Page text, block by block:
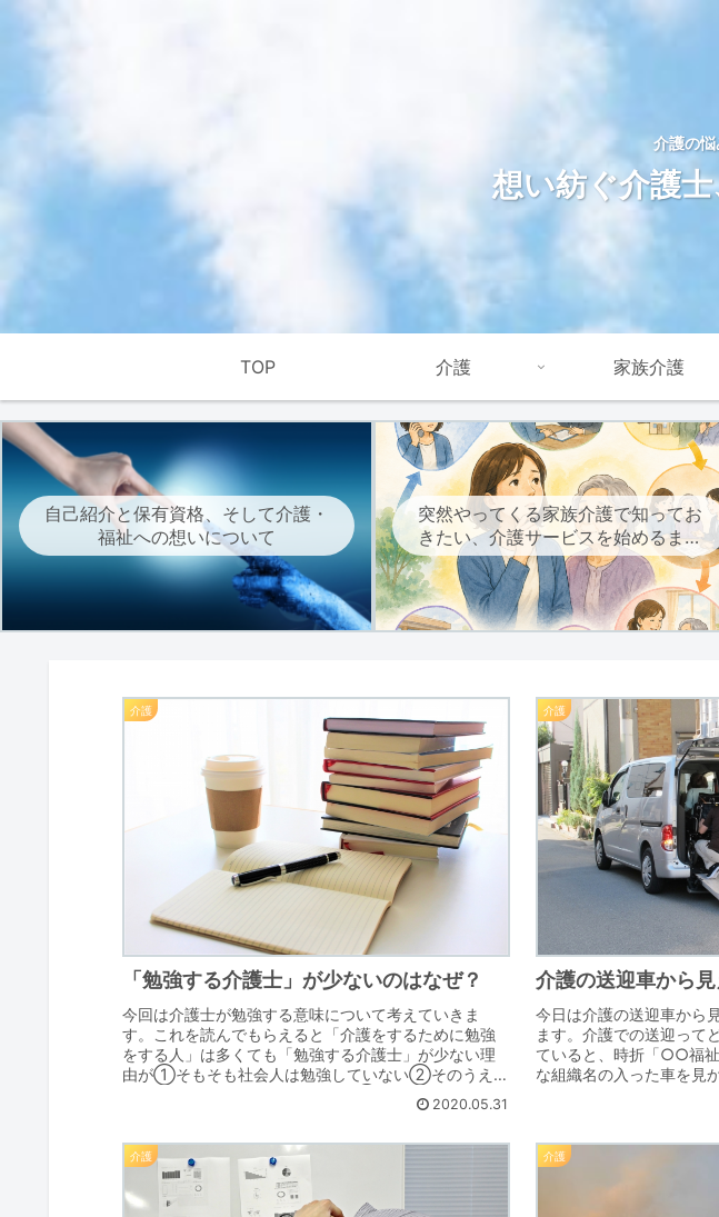
介護の
想い紡ぐ介護
TOP 介護 家族介護
自己紹介と保有資格、そして介護・
福祉への想いについて
突然やってくる家族介護で知ってお
きたい、介護サービスを始めるまで
の流れ
介護
「勉強する介護士」が少ないのはなぜ？
今回は介護士が勉強する意味について考えていきま
す。これを読んでもらえると「介護をするために勉強
をする人」は多くても「勉強する介護士」が少ない理
由が①そもそも社会人は勉強していない②そのうえ介
護士は勉強の効果を得られにくい③介護士によっては
2020.05.31
介護
介護の送迎車から
今日は介護の送迎車から
ます。介護での送迎って
ていると、時折「○○福
な組織名の入った車を見
これは高齢者介護ないし
介護 介護